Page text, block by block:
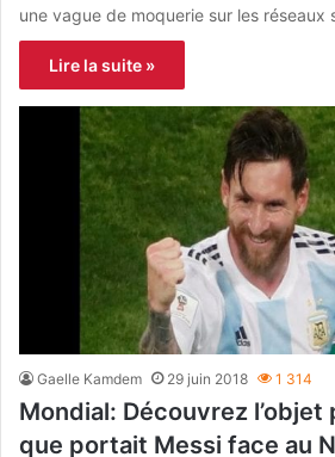
une vague de moquerie sur les
Lire la suite »
Gaelle Kamdem 29 juin 2018 1 314
Mondial: Découvrez
que portait Messi face au